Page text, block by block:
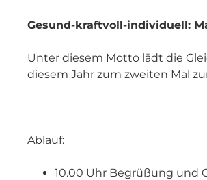
Gesund-kraftvoll-individuell:
Unter diesem Motto lädt die
diesem Jahr zum zweiten Mal
Ablauf:
10.00 Uhr Begrüßung und